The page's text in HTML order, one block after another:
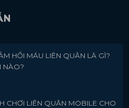
HỒI MÁU LIÊN QUÂN LÀ GÌ?
NÀO?
CHƠI LIÊN QUÂN MOBILE CHO